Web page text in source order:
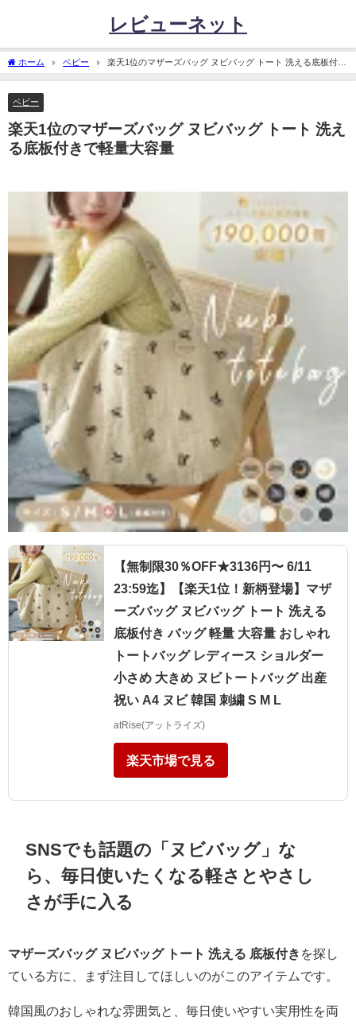
レビューネット
ホーム ベビー
楽天1位のマザーズバッグ ヌビバッグ トート 洗える底板付き
で軽量大容量
ベビー
楽天1位のマザーズバッグ ヌビバッグ トート 洗え
る底板付きで軽量大容量
【無制限30％OFF★3136円〜 6/11
23:59迄】【楽天1位！新柄登場】マザ
ーズバッグ ヌビバッグ トート 洗える
底板付き バッグ 軽量 大容量 おしゃれ
トートバッグ レディース ショルダー
小さめ 大きめ ヌビトートバッグ 出産
祝い A4 ヌビ 韓国 刺繍 S M L
atRise(アットライズ)
楽天市場で見る
SNSでも話題の「ヌビバッグ」な
ら、毎日使いたくなる軽さとやさし
さが手に入る
マザーズバッグ ヌビバッグ トート 洗える 底板付き を探し
ている方に、まず注目してほしいのがこのアイテムです。
韓国風のおしゃれな雰囲気と、毎日使いやすい実用性を両